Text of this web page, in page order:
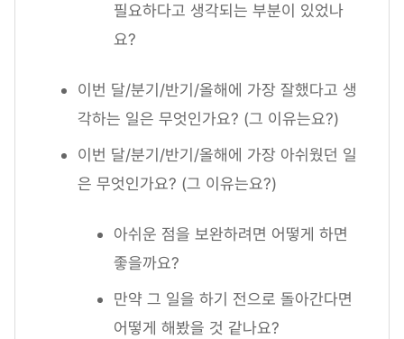
필요하다고 생각되는 부분이 있었나
요?
이번 달/분기/반기/올해에 가장 잘했다고 생
각하는 일은 무엇인가요? (그 이유는요?)
이번 달/분기/반기/올해에 가장 아쉬웠던 일
은 무엇인가요? (그 이유는요?)
아쉬운 점을 보완하려면 어떻게 하면
좋을까요?
만약 그 일을 하기 전으로 돌아간다면
어떻게 해봤을 것 같나요?